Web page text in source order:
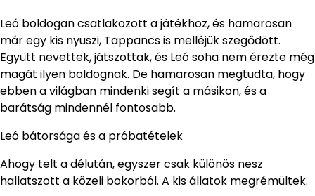
Leó boldogan csatlakozott a játékhoz, és hamarosan
már egy kis nyuszi, Tappancs is melléjük szegődött.
Együtt nevettek, játszottak, és Leó soha nem érezte még
magát ilyen boldognak. De hamarosan megtudta, hogy
ebben a világban mindenki segít a másikon, és a
barátság mindennél fontosabb.
Leó bátorsága és a próbatételek
Ahogy telt a délután, egyszer csak különös nesz
hallatszott a közeli bokorból. A kis állatok megrémültek.